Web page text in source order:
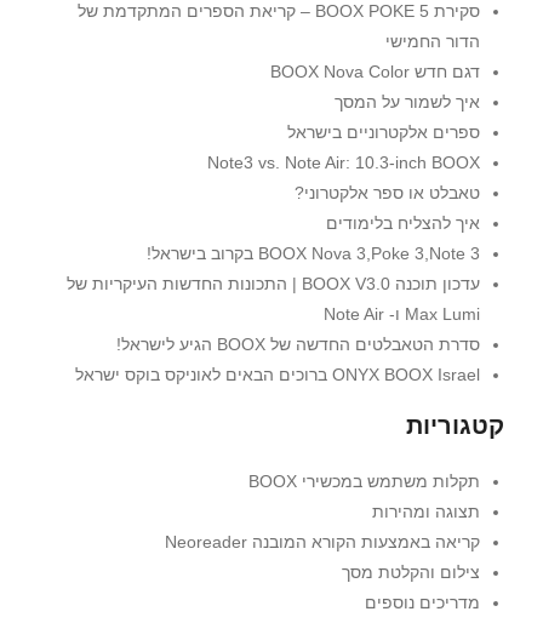
סקירת BOOX POKE 5 – קריאת הספרים המתקדמת של
הדור החמישי
דגם חדש BOOX Nova Color
איך לשמור על המסך
ספרים אלקטרוניים בישראל
Note3 vs. Note Air: 10.3-inch BOOX
טאבלט או ספר אלקטרוני?
איך להצליח בלימודים
BOOX Nova 3,Poke 3,Note 3 בקרוב בישראל!
עדכון תוכנה BOOX V3.0 | התכונות החדשות העיקריות של
Max Lumi ו- Note Air
סדרת הטאבלטים החדשה של BOOX הגיע לישראל!
ONYX BOOX Israel ברוכים הבאים לאוניקס בוקס ישראל
קטגוריות
תקלות משתמש במכשירי BOOX
תצוגה ומהירות
קריאה באמצעות הקורא המובנה Neoreader
צילום והקלטת מסך
מדריכים נוספים